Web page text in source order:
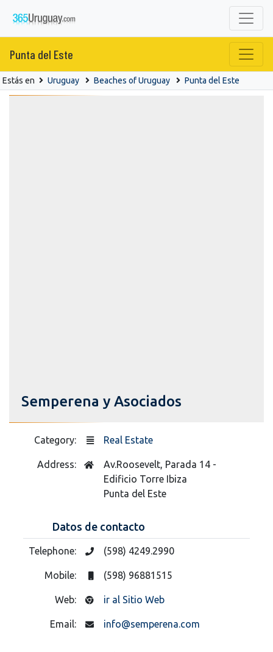
Punta del Este
Estás en Uruguay Beaches of Uruguay Punta del Este
Semperena y Asociados
Category: Real Estate
Address:
Av.Roosevelt, Parada 14 -
Edificio Torre Ibiza
Punta del Este
Datos de contacto
Telephone: (598) 4249.2990
Mobile: (598) 96881515
Web: ir al Sitio Web
Email: info@semperena.com